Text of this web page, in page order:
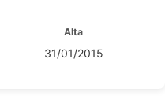
Alta
31/01/2015